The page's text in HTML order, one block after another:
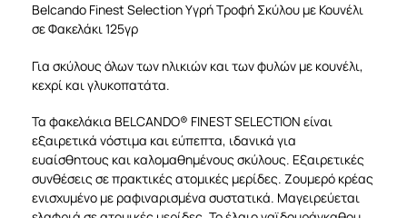
Belcando Finest Selection Υγρή Τροφή Σκύλου με Κουνέλι
σε Φακελάκι 125γρ
Για σκύλους όλων των ηλικιών και των φυλών με κουνέλι,
κεχρί και γλυκοπατάτα.
Τα φακελάκια BELCANDO® FINEST SELECTION είναι
εξαιρετικά νόστιμα και εύπεπτα, ιδανικά για
ευαίσθητους και καλομαθημένους σκύλους. Εξαιρετικές
συνθέσεις σε πρακτικές ατομικές μερίδες. Ζουμερό κρέας
ενισχυμένο με ραφιναρισμένα συστατικά. Μαγειρεύεται